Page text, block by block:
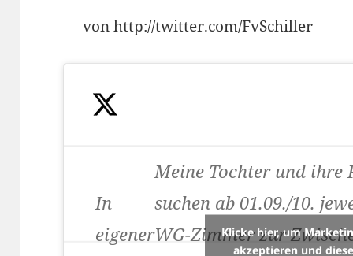
von http://twitter.com/FvSchiller
In
eigener
Meine Tochter und ihre
suchen ab 01.09./10.
WG-Zimmer zur
Klicke hier, um
akzeptieren und